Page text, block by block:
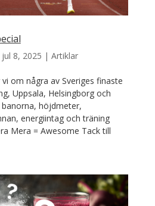
jul 8, 2025 | Artiklar
om några av Sveriges finaste
Uppsala, Helsingborg och
höjdmeter,
energiintag och träning
Mera = Awesome Tack till